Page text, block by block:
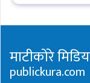
माटीकोरे
publickura.com